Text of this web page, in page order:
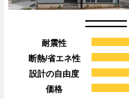
耐震性
断熱/省エネ性
設計の自由度
価格